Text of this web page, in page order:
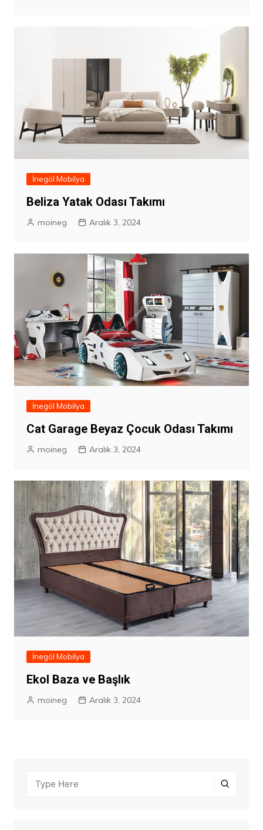
İnegöl Mobilya
Beliza Yatak Odası Takımı
moineg Aralık 3, 2024
İnegöl Mobilya
Cat Garage Beyaz Çocuk Odası Takımı
moineg Aralık 3, 2024
İnegöl Mobilya
Ekol Baza ve Başlık
moineg Aralık 3, 2024